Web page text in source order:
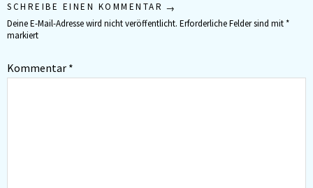
SCHREIBE EINEN KOMMENTAR
Deine E-Mail-Adresse wird nicht veröffentlicht. Erforderliche Felder sind mit*
markiert
Kommentar *